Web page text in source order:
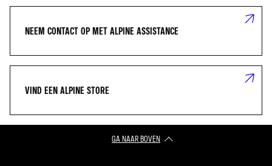
NEEM CONTACT OP MET ALPINE ASSISTANCE
VIND EEN ALPINE STORE
GA NAAR BOVEN